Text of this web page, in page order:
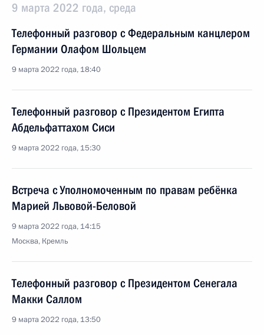
9 марта 2022 года, среда
Телефонный разговор с Федеральным канцлером
Германии Олафом Шольцем
9 марта 2022 года, 18:40
Телефонный разговор с Президентом Египта
Абдельфаттахом Сиси
9 марта 2022 года, 15:30
Встреча с Уполномоченным по правам ребёнка
Марией Львовой-Беловой
9 марта 2022 года, 14:15
Москва, Кремль
Телефонный разговор с Президентом Сенегала
Макки Саллом
9 марта 2022 года, 13:50